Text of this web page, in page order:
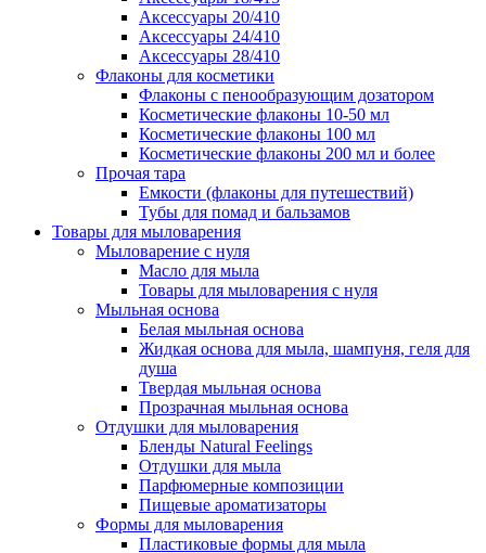
Аксессуары 20/410
Аксессуары 24/410
Аксессуары 28/410
Флаконы для косметики
Флаконы с пенообразующим дозатором
Косметические флаконы 10-50 мл
Косметические флаконы 100 мл
Косметические флаконы 200 мл и более
Прочая тара
Емкости (флаконы для путешествий)
Тубы для помад и бальзамов
Товары для мыловарения
Мыловарение с нуля
Масло для мыла
Товары для мыловарения с нуля
Мыльная основа
Белая мыльная основа
Жидкая основа для мыла, шампуня, геля для
душа
Твердая мыльная основа
Прозрачная мыльная основа
Отдушки для мыловарения
Бленды Natural Feelings
Отдушки для мыла
Парфюмерные композиции
Пищевые ароматизаторы
Формы для мыловарения
Пластиковые формы для мыла